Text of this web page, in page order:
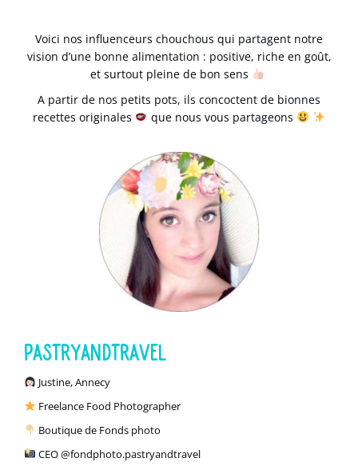
Voici nos influenceurs chouchous qui partagent notre
vision d’une bonne alimentation : positive, riche en goût,
et surtout pleine de bon sens
A partir de nos petits pots, ils concoctent de bionnes
recettes originales que nous vous partageons
PASTRYANDTRAVEL
Justine, Annecy
Freelance Food Photographer
Boutique de Fonds photo
CEO@fondphoto.pastryandtravel